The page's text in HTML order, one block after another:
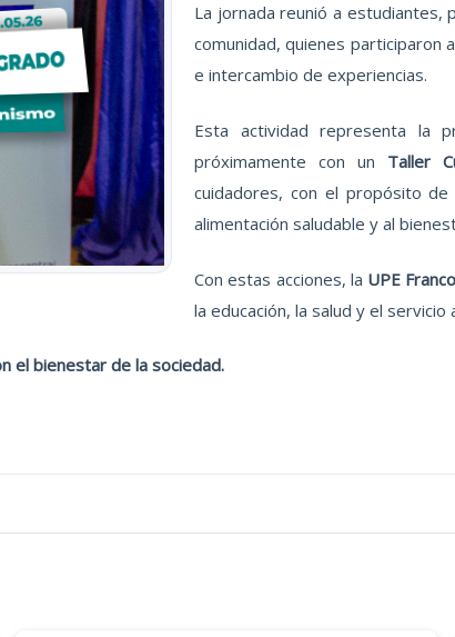
La jornada reunió a estudiantes,
comunidad, quienes participaron
e intercambio de experiencias.
Esta actividad representa la
próximamente con un Taller
cuidadores, con el propósito
alimentación saludable y al
Con estas acciones, la UPE Franco
la educación, la salud y el servicio
el bienestar de la sociedad.